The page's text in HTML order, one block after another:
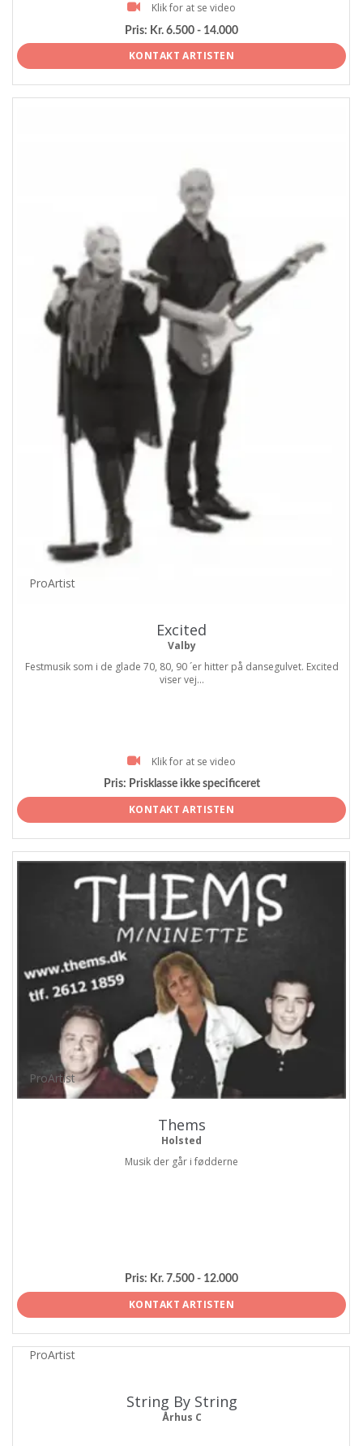
Klik for at se video
Pris: Kr. 6.500 - 14.000
KONTAKT ARTISTEN
ProArtist
Excited
Valby
Festmusik som i de glade 70, 80, 90 ´er hitter på dansegulvet. Excited
viser vej...
Klik for at se video
Pris: Prisklasse ikke specificeret
KONTAKT ARTISTEN
ProArtist
Thems
Holsted
Musik der går i fødderne
Pris: Kr. 7.500 - 12.000
KONTAKT ARTISTEN
ProArtist
String By String
Århus C